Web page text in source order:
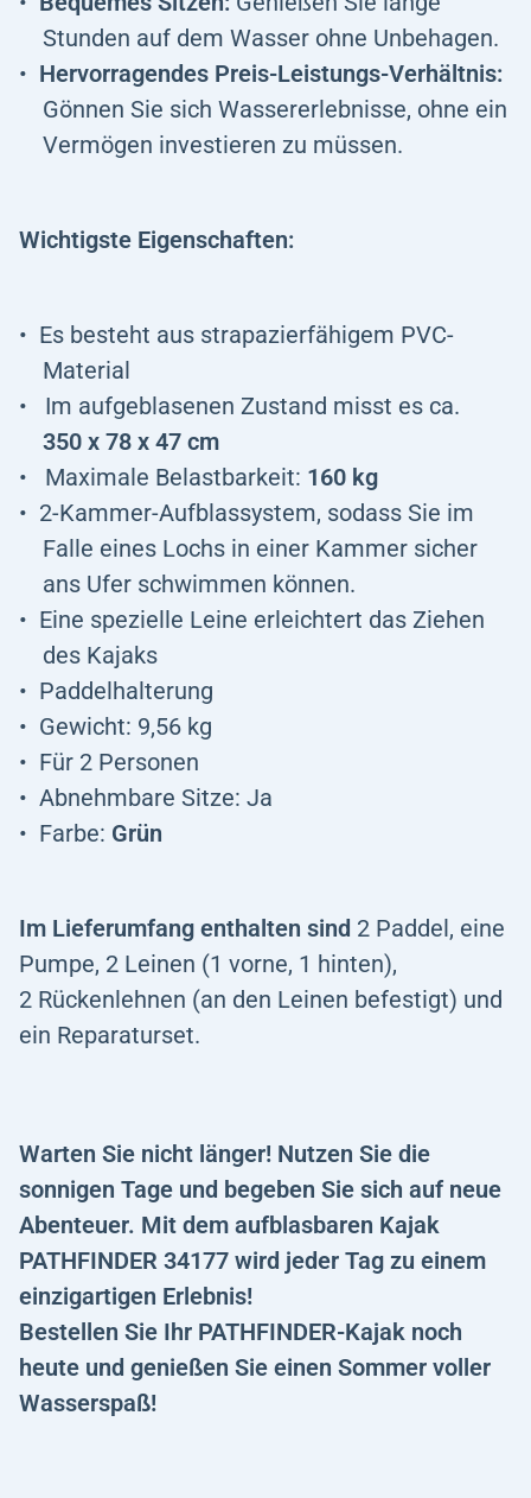
Stunden auf dem Wasser ohne Unbehagen.
Hervorragendes Preis-Leistungs-Verhältnis:
Gönnen Sie sich Wassererlebnisse, ohne ein
Vermögen investieren zu müssen.
Wichtigste Eigenschaften:
Es besteht aus strapazierfähigem PVC-
Material
Im aufgeblasenen Zustand misst es ca.
350 x 78 x 47 cm
Maximale Belastbarkeit: 160 kg
2-Kammer-Aufblassystem, sodass Sie im
Falle eines Lochs in einer Kammer sicher
ans Ufer schwimmen können.
Eine spezielle Leine erleichtert das Ziehen
des Kajaks
Paddelhalterung
Gewicht: 9,56 kg
Für 2 Personen
Abnehmbare Sitze: Ja
Farbe: Grün
Im Lieferumfang enthalten sind 2 Paddel, eine
Pumpe, 2 Leinen (1 vorne, 1 hinten),
2 Rückenlehnen (an den Leinen befestigt) und
ein Reparaturset.
Warten Sie nicht länger! Nutzen Sie die
sonnigen Tage und begeben Sie sich auf neue
Abenteuer. Mit dem aufblasbaren Kajak
PATHFINDER 34177 wird jeder Tag zu einem
einzigartigen Erlebnis!
Bestellen Sie Ihr PATHFINDER-Kajak noch
heute und genießen Sie einen Sommer voller
Wasserspaß!